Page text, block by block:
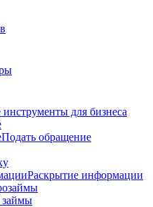
для бизнеса
Подать обращение
Раскрытие информации